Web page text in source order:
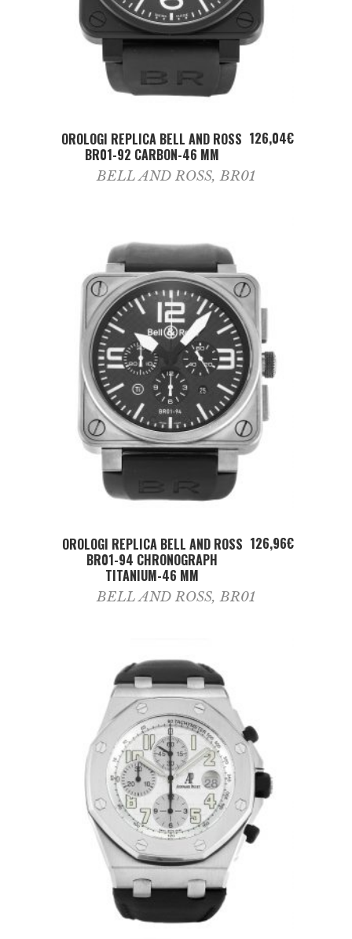
ADD TO CART
OROLOGI REPLICA BELL AND ROSS
BR01-92 CARBON-46 MM
126,04€
BELL AND ROSS,BR01
ADD TO CART
OROLOGI REPLICA BELL AND ROSS
BR01-94 CHRONOGRAPH
TITANIUM-46 MM
126,96€
BELL AND ROSS,BR01